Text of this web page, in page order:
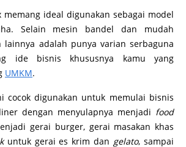
memang ideal digunakan sebagai model
Selain mesin bandel dan mudah
lainnya adalah punya varian serbaguna
ide bisnis khususnya kamu yang
UMKM.
cocok digunakan untuk memulai bisnis
dengan menyulapnya menjadi food
gerai burger, gerai masakan khas
untuk gerai es krim dan gelato, sampai